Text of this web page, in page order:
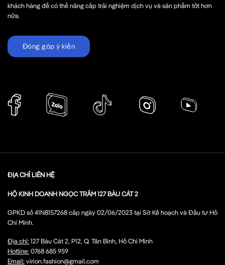
khách hàng để có thể nâng cấp trải nghiệm dịch vụ và sản phẩm tốt hơn
nữa.
Đóng góp ý kiến
ĐỊA CHỈ LIÊN HỆ
HỘ KINH DOANH NGỌC TRÂM 127 BÀU CÁT 2
GPKD số 41N8157268 cấp ngày 02/06/2023 tại Sở Kế hoạch và Đầu tư Hồ
Chí Minh.
Địa chỉ:127 Bàu Cát 2, P12, Q. Tân Bình, Hồ Chí Minh
Hotline:0768 685 959
Email:virion.fashion@gmail.com